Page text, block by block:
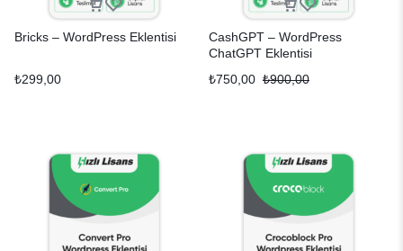
Bricks – WordPress Eklentisi
₺299,00
CashGPT – WordPress
ChatGPT Eklentisi
₺900,00
₺750,00